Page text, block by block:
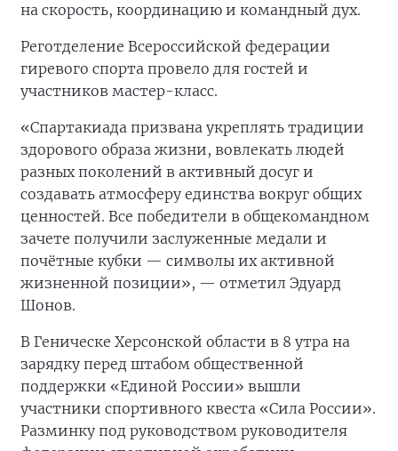
на скорость, координацию и командный дух.
Реготделение Всероссийской федерации
гиревого спорта провело для гостей и
участников мастер-класс.
«Спартакиада призвана укреплять традиции
здорового образа жизни, вовлекать людей
разных поколений в активный досуг и
создавать атмосферу единства вокруг общих
ценностей. Все победители в общекомандном
зачете получили заслуженные медали и
почётные кубки — символы их активной
жизненной позиции», — отметил Эдуард
Шонов.
В Геническе Херсонской области в 8 утра на
зарядку перед штабом общественной
поддержки «Единой России» вышли
участники спортивного квеста «Сила России».
Разминку под руководством руководителя